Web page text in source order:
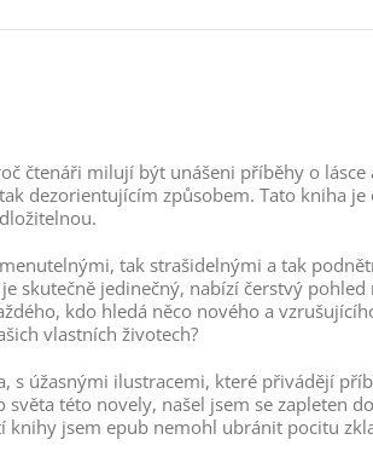
čtenáři milují být unášeni příběhy o
dezorientujícím způsobem. Tato kniha
tak strašidelnými a tak
skutečně jedinečný, nabízí čerstvý
kdo hledá něco nového a
vlastních životech?
úžasnými ilustracemi, které přivádějí
této novely, našel jsem se zapleten
jsem epub nemohl ubránit pocitu